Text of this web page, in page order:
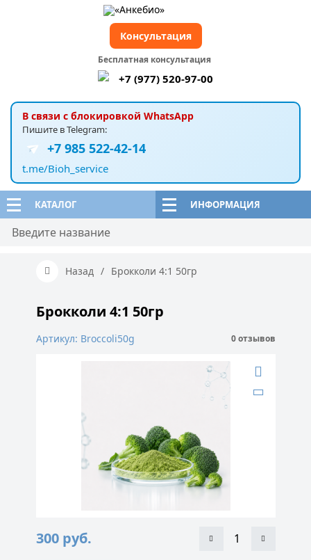
КАТАЛОГ ИНФОРМАЦИЯ
В связи с блокировкой WhatsApp
Пишите в Telegram:
+7 985 522-42-14
t.me/Bioh_service
Бесплатная консультация
+7 (977) 520-97-00
Консультация
Назад / Брокколи 4:1 50гр
Брокколи 4:1 50гр
Артикул: Broccoli50g 0 отзывов
300 руб.